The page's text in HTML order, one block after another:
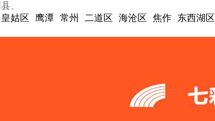
、
皇姑区 鹰潭 常州 二道区 海沧区 焦作 东西湖区